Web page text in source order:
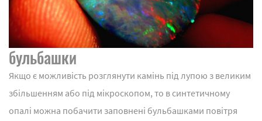
бульбашки
Якщо є можливість розглянути камінь під лупою з великим
збільшенням або під мікроскопом, то в синтетичному
опалі можна побачити заповнені бульбашками повітря